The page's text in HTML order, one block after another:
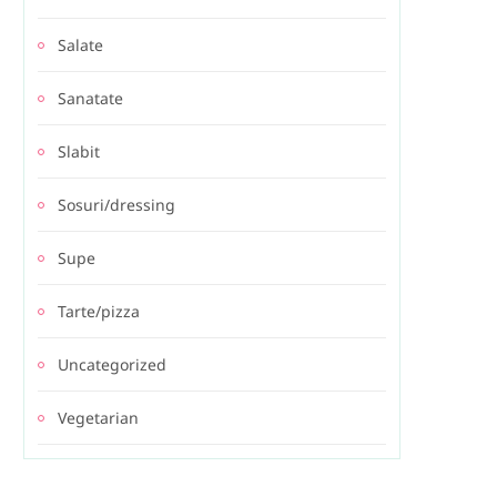
Salate
Sanatate
Slabit
Sosuri/dressing
Supe
Tarte/pizza
Uncategorized
Vegetarian